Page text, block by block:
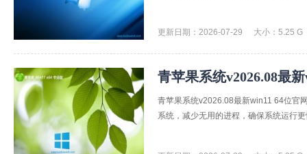
更新日期：2026-07-29 大小：5.25 G
青苹果系统v2026.08最
青苹果系统v2026.08最新win11 64位官
系统，减少无用的进程，确保系统运行